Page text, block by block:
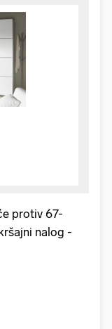
protiv 67-
nalog -